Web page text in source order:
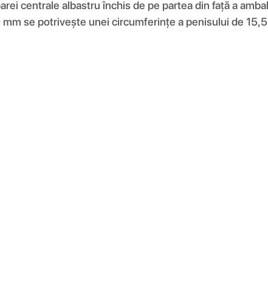
centrale albastru închis de pe partea din față a
se potrivește unei circumferințe a penisului de